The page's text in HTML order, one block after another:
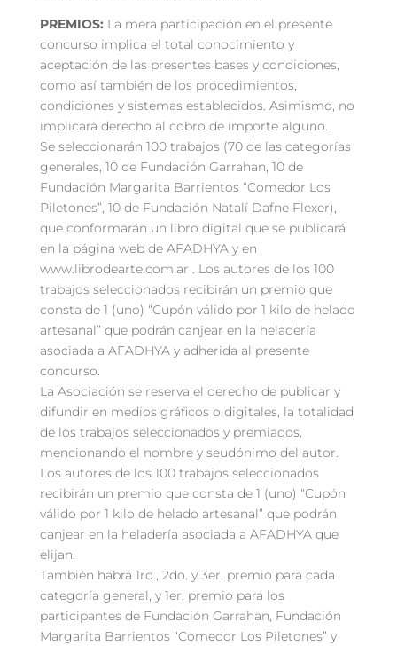
PREMIOS: La mera participación en el presente
concurso implica el total conocimiento y
aceptación de las presentes bases y condiciones,
como así también de los procedimientos,
condiciones y sistemas establecidos. Asimismo, no
implicará derecho al cobro de importe alguno.
Se seleccionarán 100 trabajos (70 de las categorías
generales, 10 de Fundación Garrahan, 10 de
Fundación Margarita Barrientos “Comedor Los
Piletones”, 10 de Fundación Natalí Dafne Flexer),
que conformarán un libro digital que se publicará
en la página web de AFADHYA y en
www.librodearte.com.ar . Los autores de los 100
trabajos seleccionados recibirán un premio que
consta de 1 (uno) “Cupón válido por 1 kilo de helado
artesanal” que podrán canjear en la heladería
asociada a AFADHYA y adherida al presente
concurso.
La Asociación se reserva el derecho de publicar y
difundir en medios gráficos o digitales, la totalidad
de los trabajos seleccionados y premiados,
mencionando el nombre y seudónimo del autor.
Los autores de los 100 trabajos seleccionados
recibirán un premio que consta de 1 (uno) “Cupón
válido por 1 kilo de helado artesanal” que podrán
canjear en la heladería asociada a AFADHYA que
elijan.
También habrá 1ro., 2do. y 3er. premio para cada
categoría general, y 1er. premio para los
participantes de Fundación Garrahan, Fundación
Margarita Barrientos “Comedor Los Piletones” y